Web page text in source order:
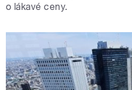
o lákavé ceny.